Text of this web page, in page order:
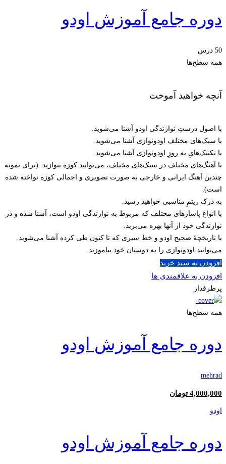
دوره جامع آموزش اودو
50 درس
همه سطح‌ها
آنچه خواهید آموخت
با اصول درستِ نوازندگی اودو آشنا می‌شوید.
با سبک‌های مختلف اودونوازی آشنا می‌شوید.
با تکنیک‌هایِ به روزِ اودونوازی آشنا می‌شوید.
با آهنگ‌های مختلف در سبک‌های مختلف، می‌توانید کوزه بنوازید. (برای نمونه
چندین آهنگ ایرانی و خارجی به صورت تصویری و اجمالی کوزه نواخته شده
است).
به درک ریتمِ مناسبی خواهید رسید.
با انواع پاساژهای مختلف که مربوط به نوازندگی اودو است، آشنا شده و در
نوازندگی خود از آنها بهره می‌برید.
با تاریخچۀ صحیح اودو و خط سیری که تا کنون طی کرده آشنا می‌شوید.
می‌توانید اودونوازی را به دوستان خود بیاموزید.
افزودن به سبد خرید
افزودن به علاقمندی ها
پرطرفدار
همه سطح‌ها
دوره جامع آموزش اودو
mehrad
4,000,000 تومان
اودو
دوره جامع آموزش اودو